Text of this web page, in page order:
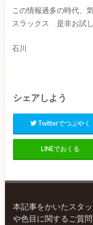
この情報過多の時代、
スラックス 是非お試
石川
シェアしよう
Twitterでつぶやく
LINEでおくる
本記事をかいたスタ
や色目に関するご質